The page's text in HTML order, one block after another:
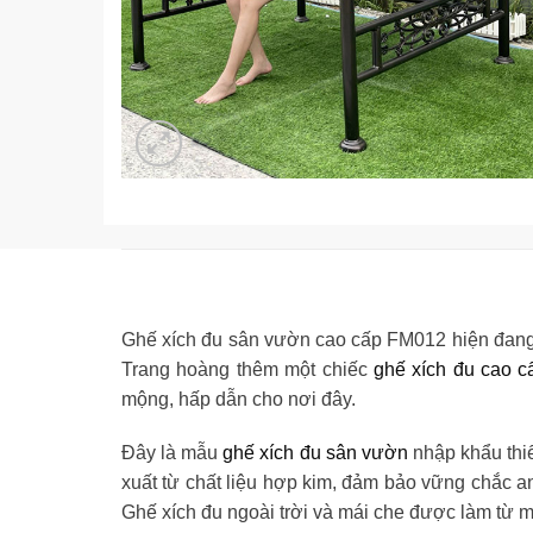
Ghế xích đu sân vườn cao cấp FM012 hiện
Trang hoàng thêm một chiếc ghế xích đu cao
mộng, hấp dẫn cho nơi đây.
Đây là mẫughế xích đu sân vườn nhập khẩu
xuất từ chất liệu hợp kim, đảm bảo vững chắc
Ghế xích đu ngoài trời và mái che được làm từ